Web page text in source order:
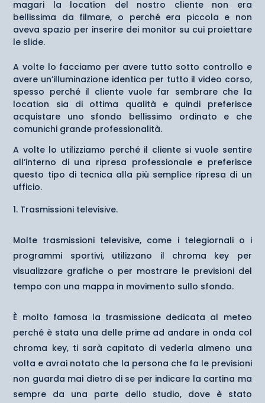
magari la location del nostro cliente non era
bellissima da filmare, o perché era piccola e non
aveva spazio per inserire dei monitor su cui proiettare
le slide.
A volte lo facciamo per avere tutto sotto controllo e
avere un’illuminazione identica per tutto il video corso,
spesso perché il cliente vuole far sembrare che la
location sia di ottima qualità e quindi preferisce
acquistare uno sfondo bellissimo ordinato e che
comunichi grande professionalità.
A volte lo utilizziamo perché il cliente si vuole sentire
all’interno di una ripresa professionale e preferisce
questo tipo di tecnica alla più semplice ripresa di un
ufficio.
Trasmissioni televisive.
Molte trasmissioni televisive, come i telegiornali o i
programmi sportivi, utilizzano il chroma key per
visualizzare grafiche o per mostrare le previsioni del
tempo con una mappa in movimento sullo sfondo.
È molto famosa la trasmissione dedicata al meteo
perché è stata una delle prime ad andare in onda col
chroma key, ti sarà capitato di vederla almeno una
volta e avrai notato che la persona che fa le previsioni
non guarda mai dietro di se per indicare la cartina ma
sempre da una parte dello studio, dove è stato